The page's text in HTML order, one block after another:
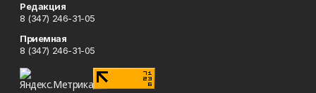
Редакция
8 (347) 246-31-05
Приемная
8 (347) 246-31-05